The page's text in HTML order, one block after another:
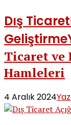
Dış Ticaret
Geliştirme
Ticaret ve
Hamleleri
4 Aralık 2024